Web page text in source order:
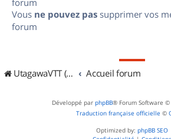
forum
Vous ne pouvez pas supprimer vos
forum
UtagawaVTT (Randos VTT et VTTAE avec traces GPS) Accueil forum
Développé par phpBB® Forum Software ©
Traduction française officielle ©
Optimized by: phpBB SEO